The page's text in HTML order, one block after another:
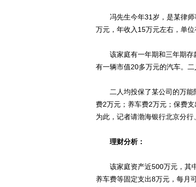
冯先生今年31岁，是某律师
万元，年收入15万元左右，单
该家庭有一年期和三年期存
有一辆市值20多万元的汽车。
二人均投保了某公司的万能
费2万元；养车费2万元；保费
为此，记者请渤海银行北京分行
理财分析：
该家庭资产近500万元，其中
养车费等固定支出8万元，每月